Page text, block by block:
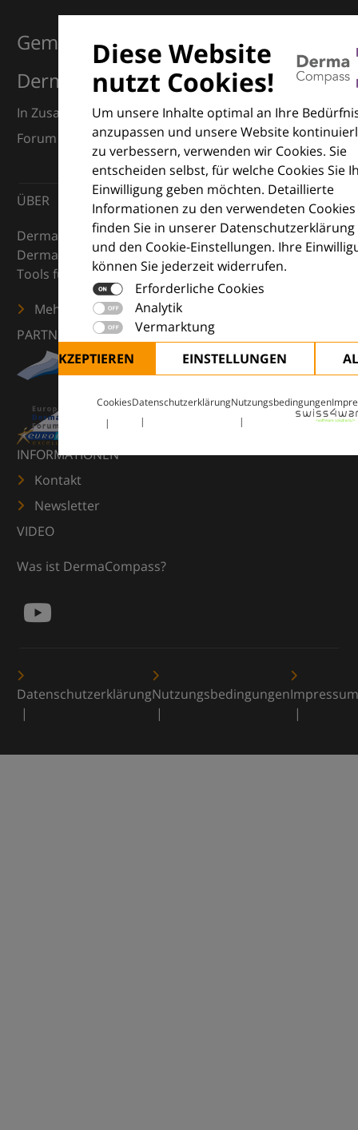
Diese Website
nutzt Cookies!
Um unsere Inhalte optimal an Ihre
anzupassen und unsere Website
zu verbessern, verwenden wir Cookies. Sie
entscheiden selbst, für welche Cookies Sie
Einwilligung geben möchten. Detaillierte
Informationen zu den verwendeten Cookies
finden Sie in unserer Datenschutzerklärung
und den Cookie-Einstellungen. Ihre
können Sie jederzeit widerrufen.
Erforderliche Cookies
Analytik
Vermarktung
ALLE AKZEPTIEREN
EINSTELLUNGEN
CookiesDatenschutzerklärungNutzungsbedingungen
Gemeinsam für Exzellenz in der
Dermatologie
In Zusammenarbeit mit dem European Dermatology
Forum (EDF) und Euroderm Excellence
ÜBER
DermaCompass ist Ihr digitaler Kompass für die
Dermatologie – mit Wissen, Bildern und praktischen
Tools für den klinischen Alltag.
Mehr erfahren
PARTNER
INFORMATIONEN
Kontakt
Newsletter
VIDEO
Was ist DermaCompass?
DatenschutzerklärungNutzungsbedingungenImpressum